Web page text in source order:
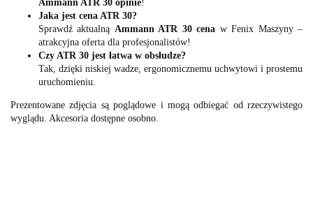
Ammann ATR 30 opinie!
Jaka jest cena ATR 30?
Sprawdź aktualną Ammann ATR 30 cena w Fenix Maszyny –
atrakcyjna oferta dla profesjonalistów!
Czy ATR 30 jest łatwa w obsłudze?
Tak, dzięki niskiej wadze, ergonomicznemu uchwytowi i prostemu
uruchomieniu.
Prezentowane zdjęcia są poglądowe i mogą odbiegać od rzeczywistego
wyglądu. Akcesoria dostępne osobno.